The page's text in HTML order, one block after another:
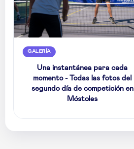
GALERÍA
Una instantánea para cada
momento - Todas las fotos del
segundo día de competición en
Móstoles